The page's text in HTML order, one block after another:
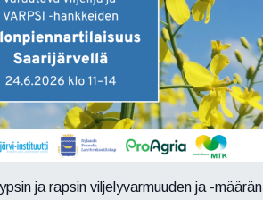
ja rapsin viljelyvarmuuden ja -määrän